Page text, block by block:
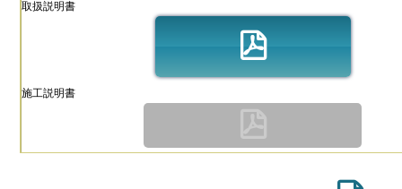
取扱説明書
施工説明書